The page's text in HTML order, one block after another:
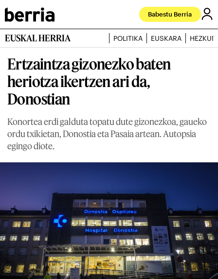
Babestu Berria
EUSKAL HERRIA POLITIKA EUSKARA
Ertzaintza gizonezko baten
heriotza ikertzen ari da,
Donostian
Konortea erdi galduta topatu dute gizonezkoa, gaueko
ordu txikietan, Donostia eta Pasaia artean. Autopsia
egingo diote.